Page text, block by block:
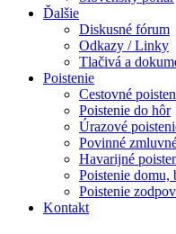
Ďalšie
Diskusné fórum
Odkazy / Linky
Tlačivá a
Poistenie
Cestovné
Poistenie do hôr
Úrazové
Povinné
Havarijné
Poistenie domu,
Poistenie
Kontakt